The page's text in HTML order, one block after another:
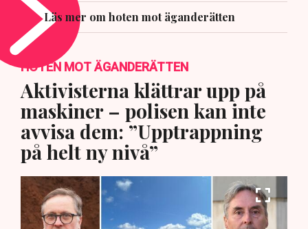
Läs mer om hoten mot äganderätten
HOTEN MOT ÄGANDERÄTTEN
Aktivisterna klättrar upp på
maskiner – polisen kan inte
avvisa dem: ”Upptrappning
på helt ny nivå”